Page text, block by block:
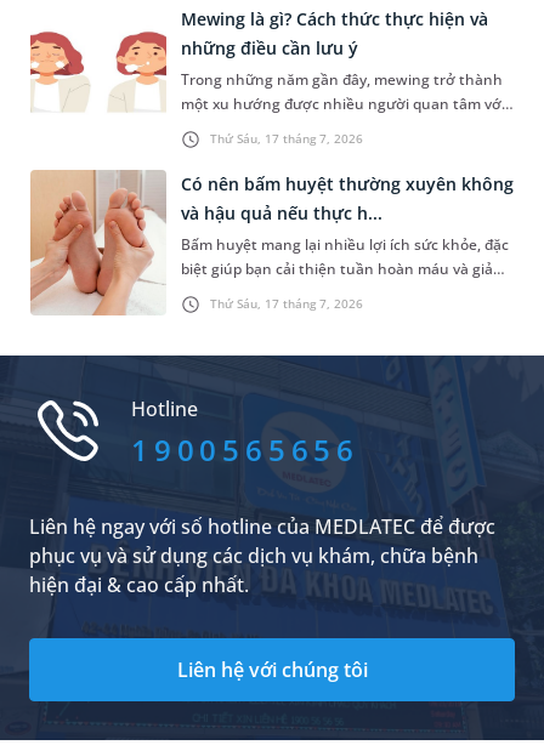
yếu tố tạo nên sự khác biệt. Đây cũng chính là
điều được phản ánh qua chỉ số AQ. Vậy chỉ số
AQ là gì, được xác định ra sao và làm thế nào để
cải thiện chỉ số này? Hãy cùng tìm hiểu trong
bài viết dưới đây.
Thứ Sáu, 17 tháng 7, 2026
Mewing là gì? Cách thức thực hiện và
những điều cần lưu ý
Trong những năm gần đây, mewing trở thành
một xu hướng được nhiều người quan tâm với
mục tiêu cải thiện đường nét khuôn mặt mà
không cần phẫu thuật. Vậy mewing là gì, hiệu
quả thực tế ra sao và cần lưu ý những gì để hạn
chế nguy cơ ảnh hưởng đến sức khỏe răng
hàm mặt?
Thứ Sáu, 17 tháng 7, 2026
Có nên bấm huyệt thường xuyên không
và hậu quả nếu thực h...
Bấm huyệt mang lại nhiều lợi ích sức khỏe, đặc
biệt giúp bạn cải thiện tuần hoàn máu và giảm
căng thẳng hiệu quả. Do đó, rất nhiều người đã
lựa chọn phương pháp chăm sóc sức khỏe tự
người quan tâm là có nên bấm huyệt thường
nào là hợp lý. Dưới đây là câu trả lời cụ thể.
Hotline
1900565656
Liên hệ ngay với số hotline của MEDLATEC để được
phục vụ và sử dụng các dịch vụ khám, chữa bệnh
hiện đại & cao cấp nhất.
Liên hệ với chúng tôi